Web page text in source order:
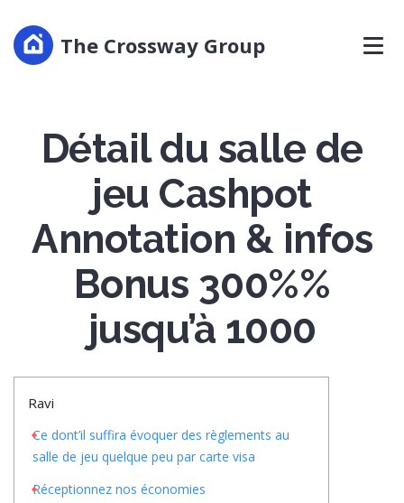
The Crossway Group
Détail du salle de
jeu Cashpot
Annotation & infos
Bonus 300%%
jusqu’à 1000
Ravi
Ce dont’il suffira évoquer des règlements au
salle de jeu quelque peu par carte visa
Réceptionnez nos économies